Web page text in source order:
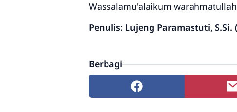
Wassalamu'alaikum
Penulis: Lujeng Paramastuti,
Berbagi